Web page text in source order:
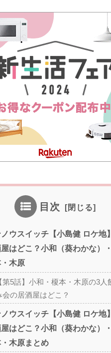
目次
ウスイッチ【小島健 ロケ地】
はどこ？小和（葵わかな）・
木原
第5話】小和・榎本・木原の3人
会の居酒屋はどこ？
ウスイッチ【小島健 ロケ地】
はどこ？小和（葵わかな）・
木原まとめ